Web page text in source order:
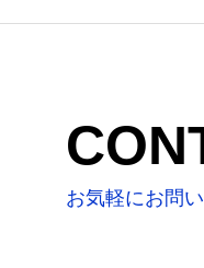
お気軽にお問